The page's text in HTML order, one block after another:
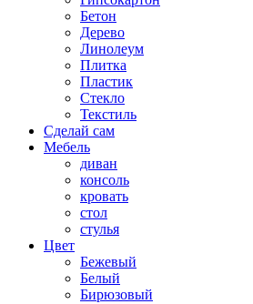
Бетон
Дерево
Линолеум
Плитка
Пластик
Стекло
Текстиль
Сделай сам
Мебель
диван
консоль
кровать
стол
стулья
Цвет
Бежевый
Белый
Бирюзовый